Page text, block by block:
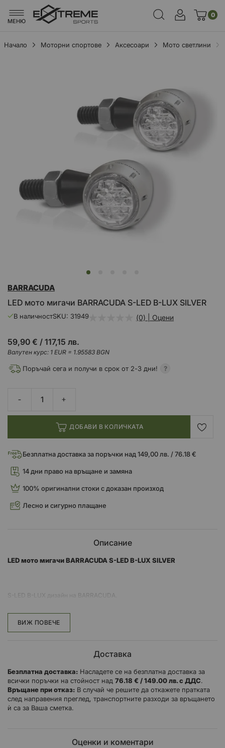
МЕНЮ
0
Начало Моторни спортове Аксесоари Мото светлини
към
на
галерия
LED мото мигачи BARRACUDA S-LED B-LUX SILVER
BARRACUDA
В наличностSKU 31949 (0) | Оцени
59,90 € / 117,15 лв.
Валутен курс: 1 EUR = 1.95583 BGN
Поръчай сега и получи в срок от 2-3 дни!
ДОБАВИ В КОЛИЧКАТА
Безплатна доставка за поръчки над 149,00 лв. / 76.18 €
14 дни право на връщане и замяна
100% оригинални стоки с доказан произход
Лесно и сигурно плащане
Описание
LED мото мигачи BARRACUDA S-LED B-LUX SILVER
S-LED B-LUX дизайн на BARRACUDA.
S-LED са универсални мигачи чийто E индикатори са облечени в
АЛУМИНИЙ и използват технологията SEQUENTIAL LED.
Те са част от серията BARRACUDA LUXURY PROJECT, наречена B-
S-LED се характеризират със
с футуристичен дизайн
ВИЖ ПОВЕЧЕ
Доставка
Безплатна доставка: Насладете се на безплатна доставка за
всички поръчки на стойност над 76.18 € / 149.00 лв. с ДДС.
Връщане при отказ: В случай че решите да откажете пратката
след направения преглед, транспортните разходи за връщането
ѝ са за Ваша сметка.
Оценки и коментари